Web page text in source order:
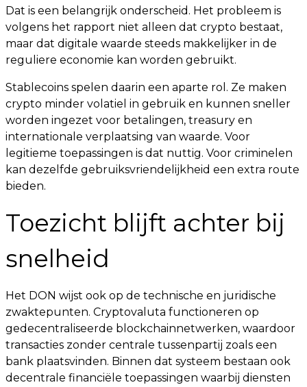
Dat is een belangrijk onderscheid. Het probleem is
volgens het rapport niet alleen dat crypto bestaat,
maar dat digitale waarde steeds makkelijker in de
reguliere economie kan worden gebruikt.
Stablecoins spelen daarin een aparte rol. Ze maken
crypto minder volatiel in gebruik en kunnen sneller
worden ingezet voor betalingen, treasury en
internationale verplaatsing van waarde. Voor
legitieme toepassingen is dat nuttig. Voor criminelen
kan dezelfde gebruiksvriendelijkheid een extra route
bieden.
Toezicht blijft achter bij
snelheid
Het DON wijst ook op de technische en juridische
zwaktepunten. Cryptovaluta functioneren op
gedecentraliseerde blockchainnetwerken, waardoor
transacties zonder centrale tussenpartij zoals een
bank plaatsvinden. Binnen dat systeem bestaan ook
decentrale financiële toepassingen waarbij diensten